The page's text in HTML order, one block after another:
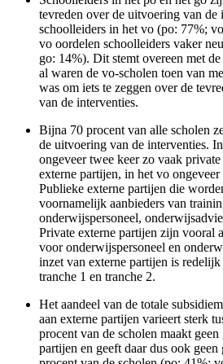
tevreden over de uitvoering van de
schoolleiders in het vo (po: 77%;
vo oordelen schoolleiders vaker
go: 14%). Dit stemt overeen met
al waren de vo-scholen toen van
was om iets te zeggen over de
van de interventies.
Bijna 70 procent van alle scholen
de uitvoering van de interventies.
ongeveer twee keer zo vaak
externe partijen, in het vo
Publieke externe partijen die
voornamelijk aanbieders van
onderwijspersoneel,
Private externe partijen zijn vooral
voor onderwijspersoneel en
inzet van externe partijen is
tranche 1 en tranche 2.
Het aandeel van de totale
aan externe partijen varieert sterk
procent van de scholen maakt
partijen en geeft daar dus ook